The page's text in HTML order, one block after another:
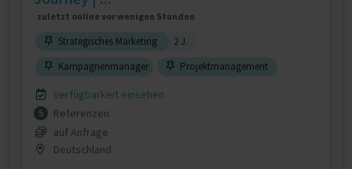
zuletzt online vor wenigen Stunden
Strategisches Marketing
2 J.
Kampagnenmanager
Projektmanagement
Verfügbarkeit einsehen
5
Referenzen
auf Anfrage
Deutschland